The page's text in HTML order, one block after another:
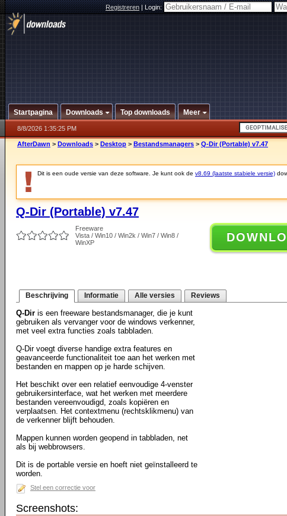
Registreren|Login:
Startpagina Downloads Top downloads Meer
8/8/2026 1:35:25 PM
AfterDawn > Downloads > Desktop > Bestandsmanagers > Q-Dir (Portable) v7.47
Dit is een oude versie van deze software. Je kunt ook de v8.69 (laatste stabiele versie)
Q-Dir (Portable) v7.47
Freeware
Vista / Win10 / Win2k / Win7 / Win8 /
WinXP
Beschrijving Informatie Alle versies Reviews
Q-Dir is een freeware bestandsmanager, die je kunt
gebruiken als vervanger voor de windows verkenner,
met veel extra functies zoals tabbladen.
Q-Dir voegt diverse handige extra features en
geavanceerde functionaliteit toe aan het werken met
bestanden en mappen op je harde schijven.
Het beschikt over een relatief eenvoudige 4-venster
gebruikersinterface, wat het werken met meerdere
bestanden vereenvoudigd, zoals kopiëren en
verplaatsen. Het contextmenu (rechtsklikmenu) van
de verkenner blijft behouden.
Mappen kunnen worden geopend in tabbladen, net
als bij webbrowsers.
Dit is de portable versie en hoeft niet geïnstalleerd te
worden.
Stel een correctie voor
Screenshots: